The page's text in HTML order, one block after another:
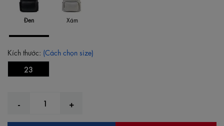
Đen Xám
Kích thước: (Cách chọn size)
23